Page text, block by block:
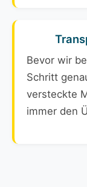
Bevor wir
Schritt
versteckte
immer den